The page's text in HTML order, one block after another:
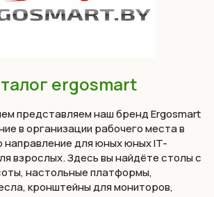
ergosmart
представляем наш бренд Ergosmart
в организации рабочего места в
направление для юных юных IT-
взрослых. Здесь вы найдёте столы с
настольные платформы,
кронштейны для мониторов,